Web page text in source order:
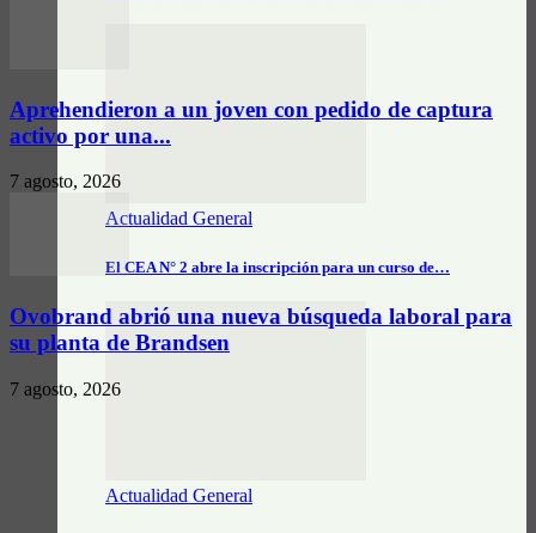
Actualidad General
El CEA N° 2 abre la inscripción para un curso de…
Actualidad General
Aprehendieron a un joven con pedido de captura
activo por una...
7 agosto, 2026
Ovobrand abrió una nueva búsqueda laboral para
su planta de Brandsen
7 agosto, 2026